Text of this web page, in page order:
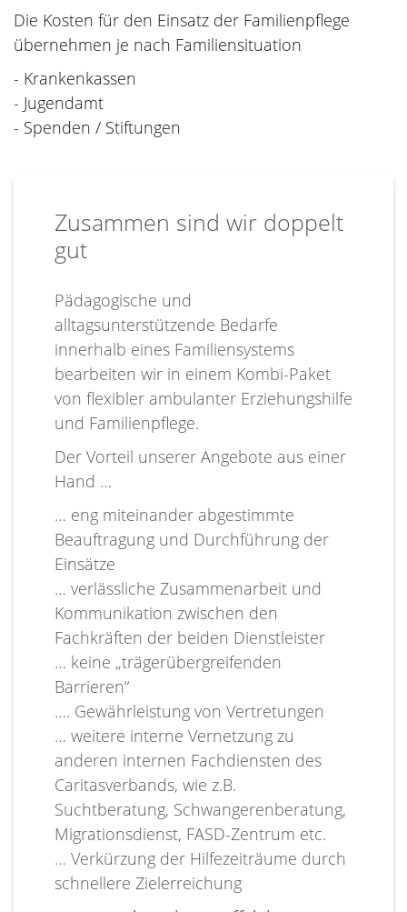
Die Kosten für den Einsatz der Familienpflege
übernehmen je nach Familiensituation
- Krankenkassen
- Jugendamt
- Spenden / Stiftungen
Zusammen sind wir doppelt
gut
Pädagogische und
alltagsunterstützende Bedarfe
innerhalb eines Familiensystems
bearbeiten wir in einem Kombi-Paket
von flexibler ambulanter Erziehungshilfe
und Familienpflege.
Der Vorteil unserer Angebote aus einer
Hand …
… eng miteinander abgestimmte
Beauftragung und Durchführung der
Einsätze
… verlässliche Zusammenarbeit und
Kommunikation zwischen den
Fachkräften der beiden Dienstleister
… keine „trägerübergreifenden
Barrieren“
…. Gewährleistung von Vertretungen
… weitere interne Vernetzung zu
anderen internen Fachdiensten des
Caritasverbands, wie z.B.
Suchtberatung, Schwangerenberatung,
Migrationsdienst, FASD-Zentrum etc.
… Verkürzung der Hilfezeiträume durch
schnellere Zielerreichung